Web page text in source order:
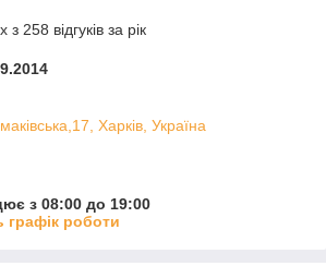
258 відгуків за рік
Харків, Україна
з 08:00 до 19:00
графік роботи